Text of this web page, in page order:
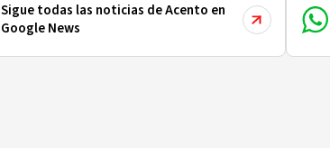
Sigue todas las noticias de Acento en
Google News